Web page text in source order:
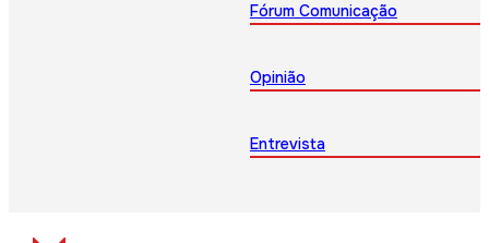
Fórum Comunicação
Opinião
Entrevista